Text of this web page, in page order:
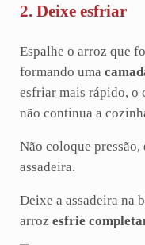
2. Deixe esfriar
Espalhe o arroz que
formando uma
esfriar mais rápido, o
não continua a
Não coloque
assadeira.
Deixe a assadeira na
arroz esfrie